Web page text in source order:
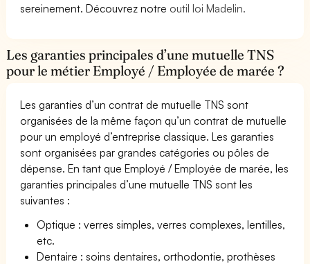
sereinement. Découvrez notre outil loi Madelin.
Les garanties principales d’une mutuelle TNS
pour le métier Employé / Employée de marée ?
Les garanties d’un contrat de mutuelle TNS sont
organisées de la même façon qu’un contrat de mutuelle
pour un employé d’entreprise classique. Les garanties
sont organisées par grandes catégories ou pôles de
dépense. En tant que Employé / Employée de marée, les
garanties principales d’une mutuelle TNS sont les
suivantes :
Optique : verres simples, verres complexes, lentilles,
etc.
Dentaire : soins dentaires, orthodontie, prothèses